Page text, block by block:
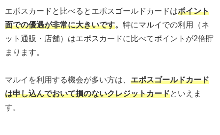
エポスカードと比べるとエポスゴールドカードはポイント
面での優遇が非常に大きいです。 特にマルイでの利用（ネ
ット通販・店舗）はエポスカードに比べてポイントが2倍貯
まります。
マルイを利用する機会が多い方は、 エポスゴールドカード
は申し込んでおいて損のないクレジットカードといえま
す。